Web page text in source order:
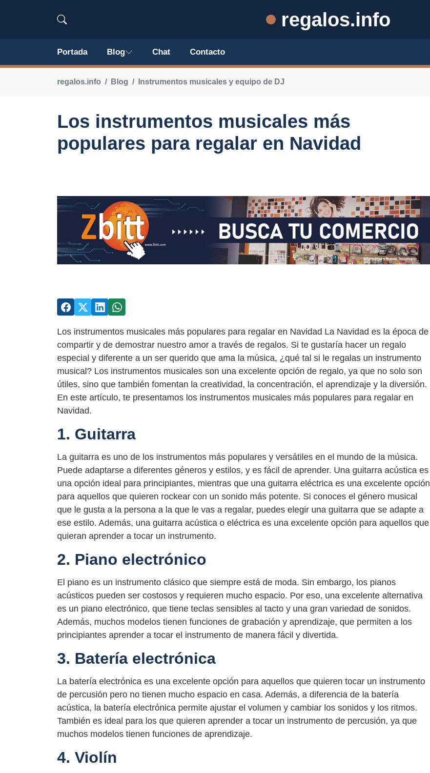
regalos.info
Portada Blog Chat Contacto
regalos.info Blog Instrumentos musicales y equipo de DJ
Los instrumentos musicales más
populares para regalar en Navidad
Los instrumentos musicales más populares para regalar en Navidad La Navidad es la época de
compartir y de demostrar nuestro amor a través de regalos. Si te gustaría hacer un regalo
especial y diferente a un ser querido que ama la música, ¿qué tal si le regalas un instrumento
musical? Los instrumentos musicales son una excelente opción de regalo, ya que no solo son
útiles, sino que también fomentan la creatividad, la concentración, el aprendizaje y la diversión.
En este artículo, te presentamos los instrumentos musicales más populares para regalar en
Navidad.
1. Guitarra
La guitarra es uno de los instrumentos más populares y versátiles en el mundo de la música.
Puede adaptarse a diferentes géneros y estilos, y es fácil de aprender. Una guitarra acústica es
una opción ideal para principiantes, mientras que una guitarra eléctrica es una excelente opción
para aquellos que quieren rockear con un sonido más potente. Si conoces el género musical
que le gusta a la persona a la que le vas a regalar, puedes elegir una guitarra que se adapte a
ese estilo. Además, una guitarra acústica o eléctrica es una excelente opción para aquellos que
quieran aprender a tocar un instrumento.
2. Piano electrónico
El piano es un instrumento clásico que siempre está de moda. Sin embargo, los pianos
acústicos pueden ser costosos y requieren mucho espacio. Por eso, una excelente alternativa
es un piano electrónico, que tiene teclas sensibles al tacto y una gran variedad de sonidos.
Además, muchos modelos tienen funciones de grabación y aprendizaje, que permiten a los
principiantes aprender a tocar el instrumento de manera fácil y divertida.
3. Batería electrónica
La batería electrónica es una excelente opción para aquellos que quieren tocar un instrumento
de percusión pero no tienen mucho espacio en casa. Además, a diferencia de la batería
acústica, la batería electrónica permite ajustar el volumen y cambiar los sonidos y los ritmos.
También es ideal para los que quieren aprender a tocar un instrumento de percusión, ya que
muchos modelos tienen funciones de aprendizaje.
4. Violín